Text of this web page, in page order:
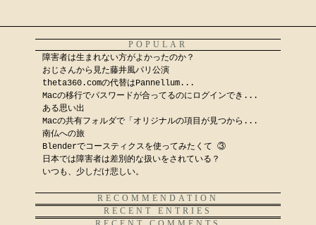
POPULAR
障害者は生まれない方がよかったのか？
おじさんから見た藤井風パリ公演
theta360.comの代替はPannellum...
Macの移行でパスワードが合ってるのにログインでき...
ある思い出
Macの共有フォルダで「オリジナルの項目が見つから...
南仏への旅
Blenderでコースティクスを使ってみたくて ③
日本では障害者は差別的な扱いをされている？
いつも、少しだけ悲しい。
RECOMMENDATION
RECENT ENTRIES